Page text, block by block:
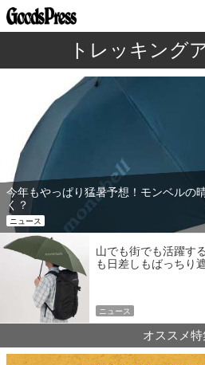
トレッキング
今年もやっぱり猛暑予想！モンベルの
く？
ニュース
山でも街でも活躍す
も日差しもばっちり
ニュース
オススメ